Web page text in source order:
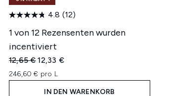
4.8 (12)
1 von 12 Rezensenten wurden
incentiviert
Unverbindliche Preisempfehlung:
12,65 €Aktueller Preis:
12,33 €
246,60 € pro L
IN DEN WARENKORB